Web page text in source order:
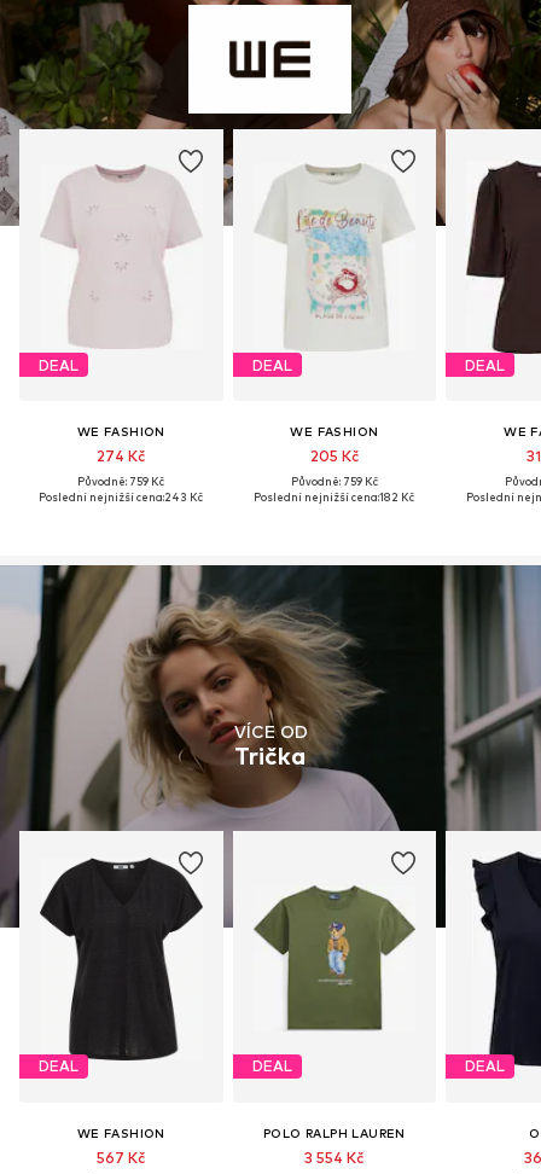
DEAL
WE FASHION
274 Kč
Původně: 759 Kč
Poslední nejnižší cena:243 Kč
DEAL
WE FASHION
205 Kč
Původně: 759 Kč
Poslední nejnižší cena:182 Kč
DEAL
WE
Poslední
VÍCE OD
Trička
DEAL
WE FASHION
567 Kč
DEAL
POLO RALPH LAUREN
3 554 Kč
DEAL